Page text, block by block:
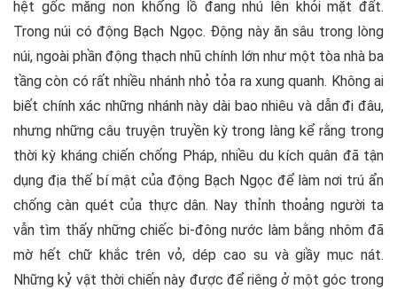
hệt gốc măng non khổng lồ đang nhú lên khỏi mặt đất.
Trong núi có động Bạch Ngọc. Động này ăn sâu trong lòng
núi, ngoài phần động thạch nhũ chính lớn như một tòa nhà ba
tầng còn có rất nhiều nhánh nhỏ tỏa ra xung quanh. Không ai
biết chính xác những nhánh này dài bao nhiêu và dẫn đi đâu,
nhưng những câu truyện truyền kỳ trong làng kể rằng trong
thời kỳ kháng chiến chống Pháp, nhiều du kích quân đã tận
dụng địa thế bí mật của động Bạch Ngọc để làm nơi trú ẩn
chống càn quét của thực dân. Nay thỉnh thoảng người ta
vẫn tìm thấy những chiếc bi-đông nước làm bằng nhôm đã
mờ hết chữ khắc trên vỏ, dép cao su và giầy mục nát.
Những kỷ vật thời chiến này được để riêng ở một góc trong